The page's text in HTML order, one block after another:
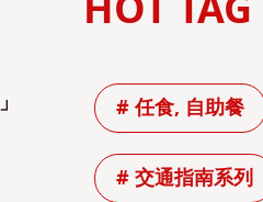
# 任食, 自助餐
# 交通指南系列